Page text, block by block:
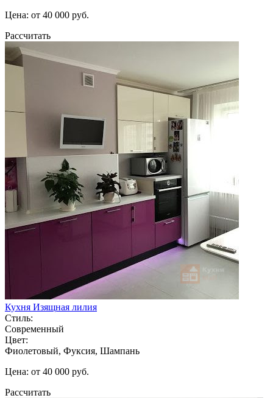
Цена: от 40 000 руб.
Рассчитать
Кухня Изящная лилия
Стиль:
Современный
Цвет:
Фиолетовый, Фуксия, Шампань
Цена: от 40 000 руб.
Рассчитать